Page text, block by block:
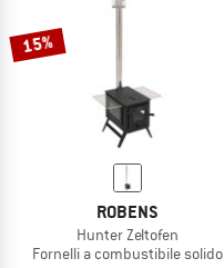
15%
ROBENS
Hunter Zeltofen
Fornelli a combustibile solido